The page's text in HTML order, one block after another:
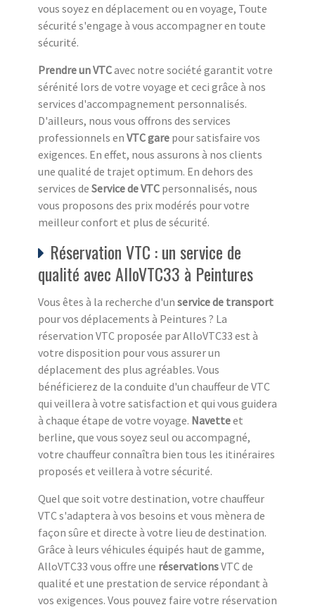
vous soyez en déplacement ou en voyage, Toute
sécurité s'engage à vous accompagner en toute
sécurité.
Prendre un VTCavec notre société garantit votre
sérénité lors de votre voyage et ceci grâce à nos
services d'accompagnement personnalisés.
D'ailleurs, nous vous offrons des services
professionnels en VTC gare pour satisfaire vos
exigences. En effet, nous assurons à nos clients
une qualité de trajet optimum. En dehors des
services de Service de VTC personnalisés, nous
vous proposons des prix modérés pour votre
meilleur confort et plus de sécurité.
Réservation VTC : un service de
qualité avec AlloVTC33 à Peintures
Vous êtes à la recherche d'un service de transport
pour vos déplacements à Peintures ? La
réservation VTC proposée par AlloVTC33 est à
votre disposition pour vous assurer un
déplacement des plus agréables. Vous
bénéficierez de la conduite d'un chauffeur de VTC
qui veillera à votre satisfaction et qui vous guidera
à chaque étape de votre voyage. Navetteet
berline, que vous soyez seul ou accompagné,
votre chauffeur connaîtra bien tous les itinéraires
proposés et veillera à votre sécurité.
Quel que soit votre destination, votre chauffeur
VTC s'adaptera à vos besoins et vous mènera de
façon sûre et directe à votre lieu de destination.
Grâce à leurs véhicules équipés haut de gamme,
AlloVTC33 vous offre une réservationsVTC de
qualité et une prestation de service répondant à
vos exigences. Vous pouvez faire votre réservation